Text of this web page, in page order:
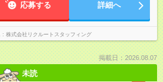
応募する 詳細へ
株式会社リクルートスタッフィング
掲載日：2026.08.07
未読